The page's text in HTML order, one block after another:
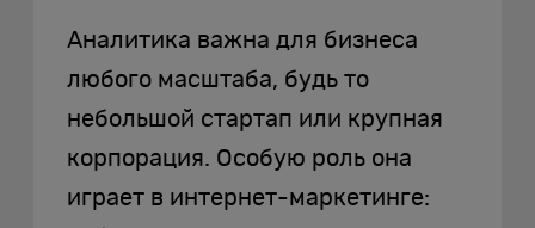
Аналитика важна для бизнеса
любого масштаба, будь то
небольшой стартап или крупная
корпорация. Особую роль она
играет в интернет-маркетинге: